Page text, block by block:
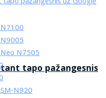
tapo pažangesnis
N7505
N920